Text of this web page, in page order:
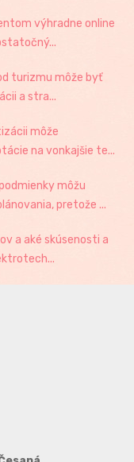
výhradne online
turizmu môže byť
a stra...
môže
na vonkajšie te...
môžu
pretože ...
a aké skúsenosti a